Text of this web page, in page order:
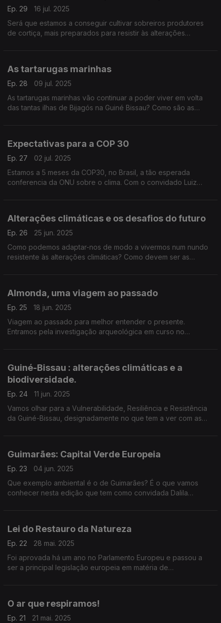
Ep. 29
16 jul. 2025
Será que estamos a conseguir cultivar sobreiros produtores
de cortiça, mais preparados para resistir às alterações
As tartarugas marinhas
Ep. 28
09 jul. 2025
As tartarugas marinhas vão continuar a poder viver em volta
das tantas ilhas de Bijagós na Guiné Bissau? Como são as
Expectativas para a COP 30
Ep. 27
02 jul. 2025
Estamos a 5 meses da COP30, no Brasil, a tão esperada
conferencia da ONU sobre o clima. Com o convidado Luiz
Alterações climáticas e os desafios do futuro
Ep. 26
25 jun. 2025
Como podemos adaptar-nos de modo a vivermos num nundo
resistente às alterações climáticas? Como devem ser as
Almonda, uma viagem ao passado
Ep. 25
18 jun. 2025
Viagem ao passado para melhor entender o presente.
Entramos pela investigação arqueológica em curso no
Guiné-Bissau : alterações climáticas e a
biodiversidade.
Ep. 24
11 jun. 2025
Vamos olhar para a Vulnerabilidade, Resiliência e Resistência
da Guiné-Bissau, designadamente no que tem a ver com as
Guimarães: Capital Verde Europeia
Ep. 23
04 jun. 2025
Que exemplo ambiental é o de Guimarães? É o que vamos
conhecer nesta edição que tem como convidada Dalila
Lei do Restauro da Natureza
Ep. 22
28 mai. 2025
Foi aprovada há um ano no Parlamento Europeu e passou a
ser a principal legislação europeia em matéria de
O ar que respiramos!
Ep. 21 21 mai. 2025